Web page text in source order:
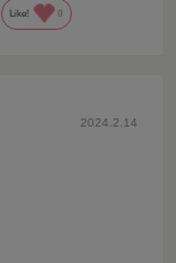
Like! 0
2024.2.14